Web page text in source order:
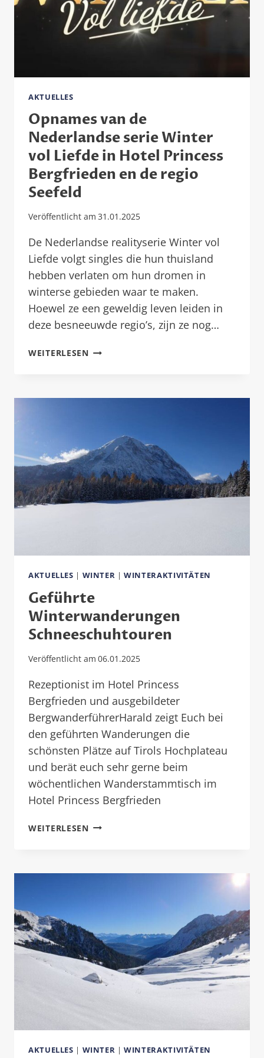
AKTUELLES
Opnames van de
Nederlandse serie Winter
vol Liefde in Hotel Princess
Bergfrieden en de regio
Seefeld
Veröffentlicht am 31.01.2025
De Nederlandse realityserie Winter vol
Liefde volgt singles die hun thuisland
hebben verlaten om hun dromen in
winterse gebieden waar te maken.
Hoewel ze een geweldig leven leiden in
deze besneeuwde regio’s, zijn ze nog…
WEITERLESENOPNAMES
LIEFDE
IN
HOTEL
PRINCESS
BERGFRIEDEN
SEEFELD
AKTUELLES | WINTER |WINTERAKTIVITÄTEN
Geführte
Winterwanderungen
Schneeschuhtouren
Veröffentlicht am 06.01.2025
Rezeptionist im Hotel Princess
Bergfrieden und ausgebildeter
BergwanderführerHarald zeigt Euch bei
den geführten Wanderungen die
schönsten Plätze auf Tirols Hochplateau
und berät euch sehr gerne beim
wöchentlichen Wanderstammtisch im
Hotel Princess Bergfrieden
WEITERLESENGEFÜHRTE
AKTUELLES | WINTER |WINTERAKTIVITÄTEN